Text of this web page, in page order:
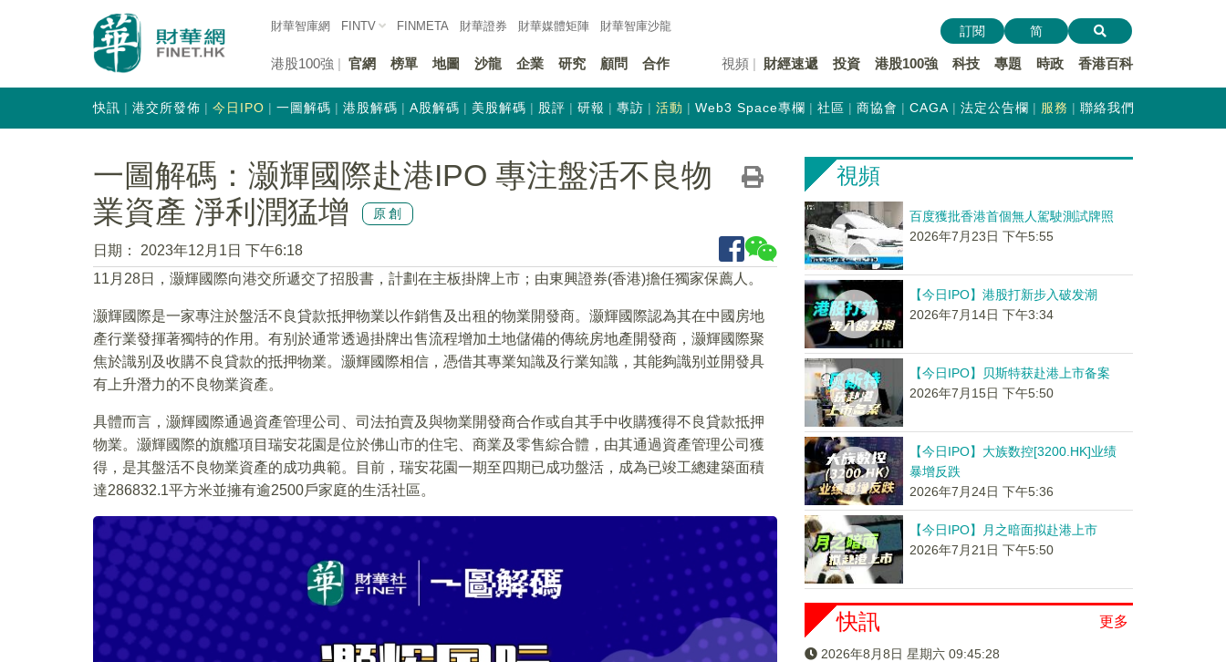
財華智庫網 FINTV FINMETA 財華證券 財華媒體矩陣 財華智庫沙龍
港股100強 官網 榜單 地圖 沙龍 企業 研究 顧問 合作 視頻 財經速遞 投資 港股100強 科技 專題 時政 香港百科
訂閱 简
快訊 港交所發佈 今日IPO 一圖解碼 港股解碼 A股解碼 美股解碼 股評 研報 專訪 活動 Web3 Space專欄 社區 商協會 CAGA 法定公告欄 服務 聯絡我們
一圖解碼：灏輝國際赴港IPO 專注盤活不良物
業資產 淨利潤猛增
原創
日期：
2023年12月1日 下午6:18
11月28日，灏輝國際向港交所遞交了招股書，計劃在主板掛牌上市；由東興證券(香港)擔任獨家保薦人。
灏輝國際是一家專注於盤活不良貸款抵押物業以作銷售及出租的物業開發商。灏輝國際認為其在中國房地
產行業發揮著獨特的作用。有别於通常透過掛牌出售流程增加土地儲備的傳統房地產開發商，灏輝國際聚
焦於識别及收購不良貸款的抵押物業。灏輝國際相信，憑借其專業知識及行業知識，其能夠識别並開發具
有上升潛力的不良物業資產。
具體而言，灏輝國際通過資產管理公司、司法拍賣及與物業開發商合作或自其手中收購獲得不良貸款抵押
物業。灏輝國際的旗艦項目瑞安花園是位於佛山市的住宅、商業及零售綜合體，由其通過資產管理公司獲
得，是其盤活不良物業資產的成功典範。目前，瑞安花園一期至四期已成功盤活，成為已竣工總建築面積
達286832.1平方米並擁有逾2500戶家庭的生活社區。
視頻
百度獲批香港首個無人駕駛測試牌照
2026年7月23日 下午5:55
【今日IPO】港股打新步入破发潮
2026年7月14日 下午3:34
【今日IPO】贝斯特获赴港上市备案
2026年7月15日 下午5:50
【今日IPO】大族数控[3200.HK]业绩
暴增反跌
2026年7月24日 下午5:36
【今日IPO】月之暗面拟赴港上市
2026年7月21日 下午5:50
更多
快訊
2026年8月8日 星期六 09:45:29